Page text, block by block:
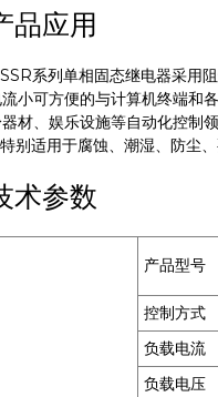
品应用
系列单相固态继电器采用
流小可方便的与计算机终端和
材、娱乐设施等自动化控制领
别适用于腐蚀、潮湿、防尘
术参数
产品型号
控制方式
负载电流
负载电压